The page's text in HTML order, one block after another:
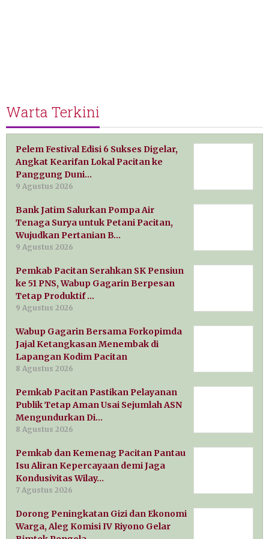
Warta Terkini
Pelem Festival Edisi 6 Sukses Digelar,
Angkat Kearifan Lokal Pacitan ke
Panggung Duni…
9 Agustus 2026
Bank Jatim Salurkan Pompa Air
Tenaga Surya untuk Petani Pacitan,
Wujudkan Pertanian B…
9 Agustus 2026
Pemkab Pacitan Serahkan SK Pensiun
ke 51 PNS, Wabup Gagarin Berpesan
Tetap Produktif …
9 Agustus 2026
Wabup Gagarin Bersama Forkopimda
Jajal Ketangkasan Menembak di
Lapangan Kodim Pacitan
8 Agustus 2026
Pemkab Pacitan Pastikan Pelayanan
Publik Tetap Aman Usai Sejumlah ASN
Mengundurkan Di…
8 Agustus 2026
Pemkab dan Kemenag Pacitan Pantau
Isu Aliran Kepercayaan demi Jaga
Kondusivitas Wilay…
7 Agustus 2026
Dorong Peningkatan Gizi dan Ekonomi
Warga, Aleg Komisi IV Riyono Gelar